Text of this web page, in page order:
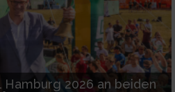
Hamburg 2026 an beiden